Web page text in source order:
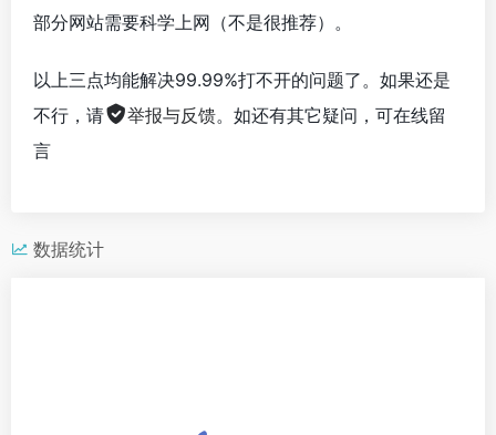
部分网站需要科学上网（不是很推荐）。
以上三点均能解决99.99%打不开的问题了。如果还是
不行，请
举报与反馈。如还有其它疑问，可在线留
言
数据统计